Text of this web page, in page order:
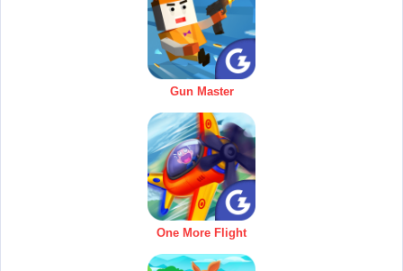
Gun Master
One More Flight